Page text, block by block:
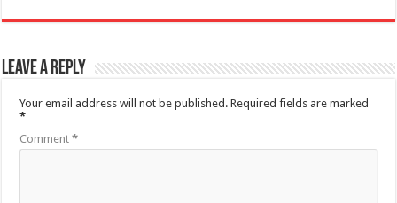
Leave a Reply
Your email address will not be published. Required fields are marked
*
Comment*